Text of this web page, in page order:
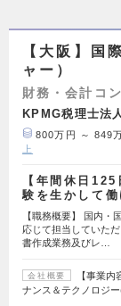
【大阪】国
ャー）
財務・会計コ
KPMG税理士法人
800万円 ～ 849
上
【年間休日
験を生かして働
【職務概要】 国内・
応じて担当していた
書作成業務及びレ…
会社概要
【事業
ナンス＆テクノロジ